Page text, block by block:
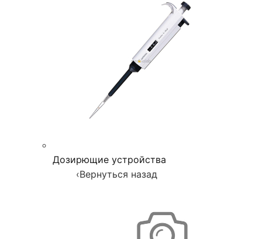
Дозирющие устройства
‹Вернуться назад